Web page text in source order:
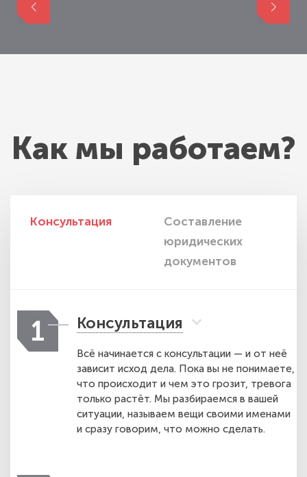
Как мы работаем?
Консультация
Составление
юридических
документов
1 Консультация
Всё начинается с консультации — и от неё
зависит исход дела. Пока вы не понимаете,
что происходит и чем это грозит, тревога
только растёт. Мы разбираемся в вашей
ситуации, называем вещи своими именами
и сразу говорим, что можно сделать.